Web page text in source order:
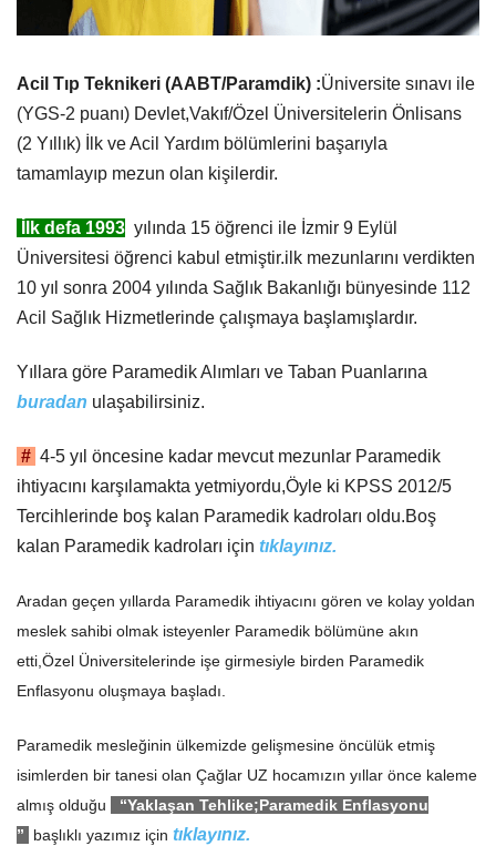
​Acil Tıp Teknikeri (AABT/Paramdik) :Üniversite sınavı ile
(YGS-2 puanı) Devlet,Vakıf/Özel Üniversitelerin Önlisans
(2 Yıllık) İlk ve Acil Yardım bölümlerini başarıyla
tamamlayıp mezun olan kişilerdir.
İlk defa 1993 yılında 15 öğrenci ile İzmir 9 Eylül
Üniversitesi öğrenci kabul etmiştir.ilk mezunlarını verdikten
10 yıl sonra 2004 yılında Sağlık Bakanlığı bünyesinde 112
Acil Sağlık Hizmetlerinde çalışmaya başlamışlardır.
Yıllara göre Paramedik Alımları ve Taban Puanlarına
buradan ulaşabilirsiniz.
# 4-5 yıl öncesine kadar mevcut mezunlar Paramedik
ihtiyacını karşılamakta yetmiyordu,Öyle ki KPSS 2012/5
Tercihlerinde boş kalan Paramedik kadroları oldu.Boş
kalan Paramedik kadroları için tıklayınız.
Aradan geçen yıllarda Paramedik ihtiyacını gören ve kolay yoldan
meslek sahibi olmak isteyenler Paramedik bölümüne akın
etti,Özel Üniversitelerinde işe girmesiyle birden Paramedik
Enflasyonu oluşmaya başladı.
Paramedik mesleğinin ülkemizde gelişmesine öncülük etmiş
isimlerden bir tanesi olan Çağlar UZ hocamızın yıllar önce kaleme
almış olduğu
“Yaklaşan Tehlike;Paramedik Enflasyonu
”
başlıklı yazımız için tıklayınız.